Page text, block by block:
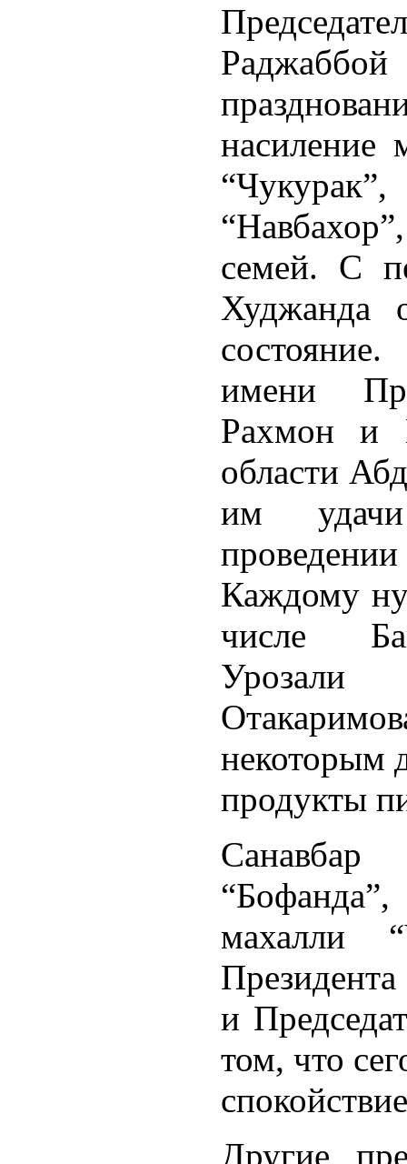
насиление
семей. С
Худжанда
имени
Рахмон и
области
им
Каждому
числе
некоторым
продукты
махалли
и
том, что
Другие